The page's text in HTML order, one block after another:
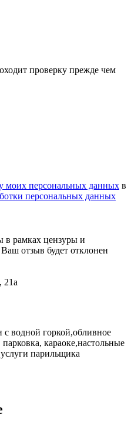
проверку прежде чем
моих персональных данных в
персональных данных
рамках цензуры и
отзыв будет отклонен
21а
с водной горкой,обливное
караоке,настольные
парильщика